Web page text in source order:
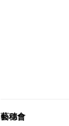
藝穗會